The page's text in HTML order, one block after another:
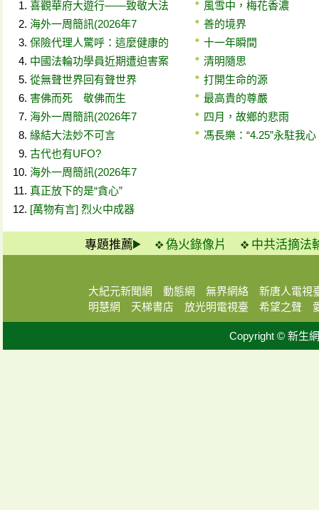
喜觀華府大遊行——致敬大法
海外一周簡訊(2026年7
保險代理人驚呼：這麼健康的
中國法輪功學員近期遭迫害案
從無聲世界回有聲世界
害佛而死 敬佛而生
海外一周簡訊(2026年7
緣結大法妙不可言
古代也有UFO?
海外一周簡訊(2026年7
真正放下的是“貪心”
[萬物有言] 烈火中成器
風雪中，梅花香濃
善的境界
十一年瞬間
清明隨思
打開生命的源
最高貴的尊嚴
四月，故鄉的悲雨
馮長樂：“4.25”永駐我心
專題推薦 偽火錄像片 中共活摘法
大紀元新聞網 動態網 無界網絡
新唐人電視
明慧網
天梯書店 放光明電視臺 希望之聲
Copyright © 新生